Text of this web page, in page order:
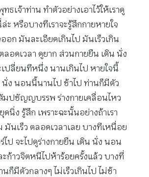
ธเจ้าท่าน ทำตัวอย่างเอาไว้ให้เราดู
ะ หรือบางทีเราจะรู้สึกกายหายใจ
ออก มันละเอียดเกินไป มันเร็วเกิน
อดเวลา ดูยาก ส่วนกายยืน เดิน นั่ง
ปลี่ยนทีหนึ่ง นานเกินไป หายใจนี้
นั่ง นอนนี้นานไป ช้าไป ท่านก็มีตัว
มปชัญญบรรพ ร่างกายเคลื่อนไหว
ดนิ่ง รู้สึก เพราะฉะนั้นอย่างถ้าเรา
มันเร็ว ตลอดเวลาเลย บางทีเหนื่อย
ไป จะไปดูร่างกายยืน เดิน นั่ง นอน
ก้าวจิตหนีไปห้าร้อยครั้งแล้ว บางที่
ก็มีตัวกลางๆ ไม่เร็วเกินไป ไม่ช้า